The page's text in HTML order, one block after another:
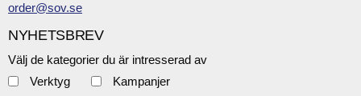
order@sov.se
NYHETSBREV
Välj de kategorier du är intresserad av
Verktyg
Kampanjer